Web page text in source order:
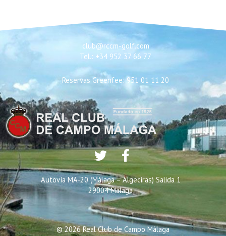
club@rccm-golf.com
Tel.: +34 952 37 66 77
Reservas Greenfee: 951 01 11 20
Autovía MA-20 (Málaga – Algeciras) Salida 1
29004 Málaga
© 2026 Real Club de Campo Málaga